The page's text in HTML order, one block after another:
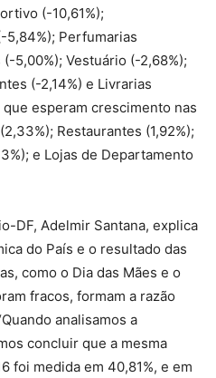
(-10,61%);
5,84%); Perfumarias
5,00%); Vestuário (-2,68%);
(-2,14%) e Livrarias
esperam crescimento nas
Restaurantes (1,92%);
e Lojas de Departamento
DF, Adelmir Santana, explica
do País e o resultado das
como o Dia das Mães e o
fracos, formam a razão
analisamos a
concluir que a mesma
foi medida em 40,81%, e em